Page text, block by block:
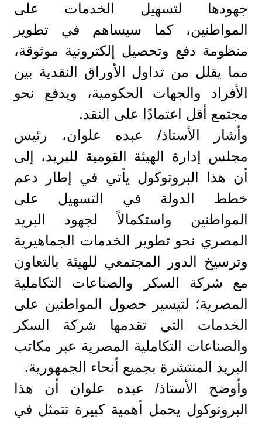
جهودها لتسهيل الخدمات على
المواطنين، كما سيساهم في تطوير
منظومة دفع وتحصيل إلكترونية موثوقة،
مما يقلل من تداول الأوراق النقدية بين
الأفراد والجهات الحكومية، ويدفع نحو
مجتمع أقل اعتمادًا على النقد.
وأشار الأستاذ/ عبده علوان، رئيس
مجلس إدارة الهيئة القومية للبريد، إلى
أن هذا البروتوكول يأتي في إطار دعم
خطط الدولة في التسهيل على
المواطنين واستكمالاً لجهود البريد
المصري نحو تطوير الخدمات الجماهيرية
وترسيخ الدور المجتمعي للهيئة بالتعاون
مع شركة السكر والصناعات التكاملية
المصرية؛ لتيسير حصول المواطنين على
الخدمات التي تقدمها شركة السكر
والصناعات التكاملية المصرية عبر مكاتب
البريد المنتشرة بجميع أنحاء الجمهورية.
وأوضح الأستاذ/ عبده علوان أن هذا
البروتوكول يحمل أهمية كبيرة تتمثل في